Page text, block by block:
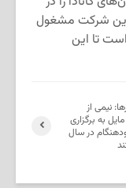
این شرکت مشغول
تا این
نیمی از
به برگزاری
در سال